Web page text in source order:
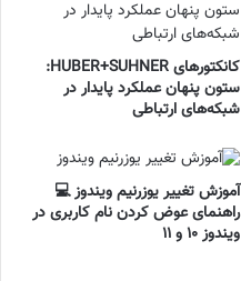
کانکتورهای HUBER+SUHNER:
ستون پنهان عملکرد پایدار در
شبکه‌های ارتباطی
آموزش تغییر یوزرنیم ویندوز 💻
راهنمای عوض کردن نام کاربری در
ویندوز ۱۰ و ۱۱